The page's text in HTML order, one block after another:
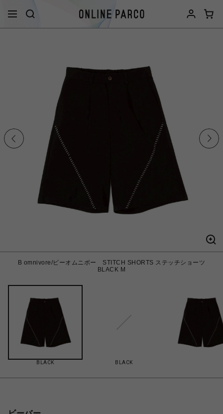
B omnivore/ビーオムニボー STITCH SHORTS ステッチショーツ
BLACK M
BLACK BLACK